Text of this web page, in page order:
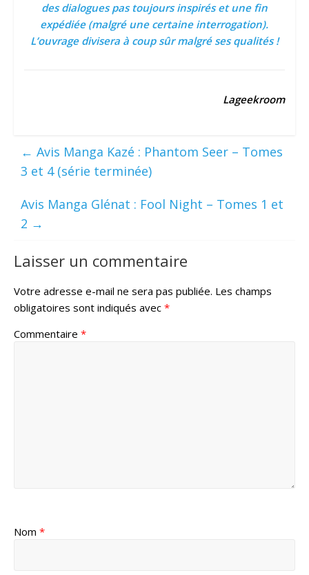
des dialogues pas toujours inspirés et une fin
expédiée (malgré une certaine interrogation).
L’ouvrage divisera à coup sûr malgré ses qualités !
Lageekroom
← Avis Manga Kazé : Phantom Seer – Tomes
3 et 4 (série terminée)
Avis Manga Glénat : Fool Night – Tomes 1 et
2 →
Laisser un commentaire
Votre adresse e-mail ne sera pas publiée. Les champs
obligatoires sont indiqués avec *
Commentaire *
Nom *